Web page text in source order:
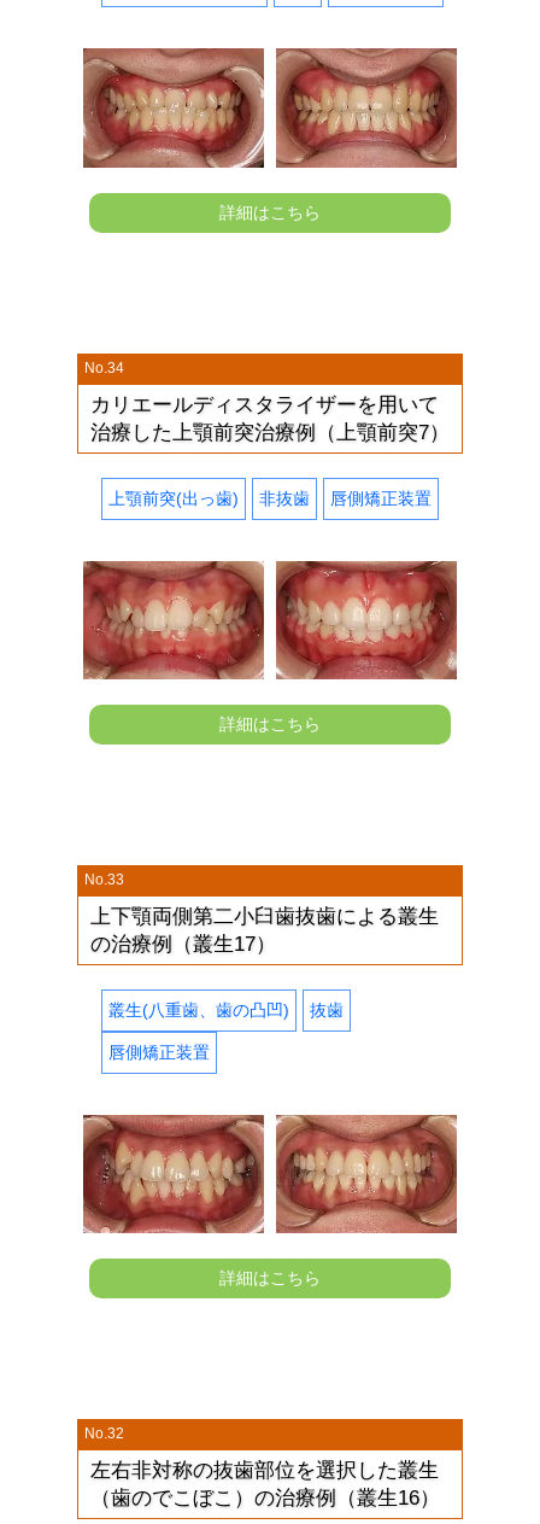
詳細はこちら
No.34
カリエールディスタライザーを用いて
治療した上顎前突治療例（上顎前突7）
上顎前突(出っ歯) 非抜歯 唇側矯正装置
詳細はこちら
No.33
上下顎両側第二小臼歯抜歯による叢生
の治療例（叢生17）
叢生(八重歯、歯の凸凹) 抜歯
唇側矯正装置
詳細はこちら
No.32
左右非対称の抜歯部位を選択した叢生
（歯のでこぼこ）の治療例（叢生16）